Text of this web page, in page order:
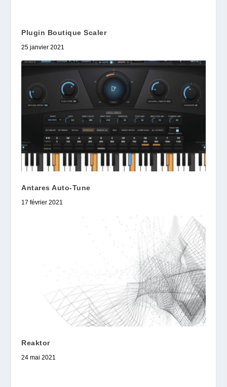
Plugin Boutique Scaler
25 janvier 2021
Antares Auto-Tune
17 février 2021
Reaktor
24 mai 2021